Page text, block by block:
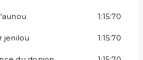
1:15:70
jenilou 1:15:70